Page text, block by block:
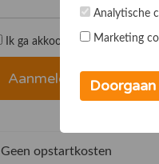
Ik ga akkoord met de
Geen opstartkosten
Analytische
Marketing